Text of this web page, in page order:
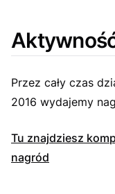
Przez cały czas
2016 wydajemy
Tu znajdziesz
nagród